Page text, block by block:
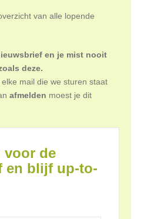
van alle lopende
en je mist nooit
deze.
mail die we sturen staat
afmelden moest je dit
voor de
en blijf up-to-